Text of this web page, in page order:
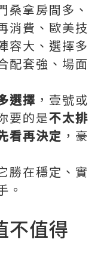
桑拿房間多、
消費、歐美技
容大、選擇多
配套強、場面
選擇 ，壹號或
要的是不太排
看再決定 ，豪
勝在穩定、實
。
不值得